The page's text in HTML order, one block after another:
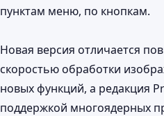
пунктам меню, по кнопкам.
Новая версия отличается
скоростью обработки
новых функций, а редакция
поддержкой многоядерных